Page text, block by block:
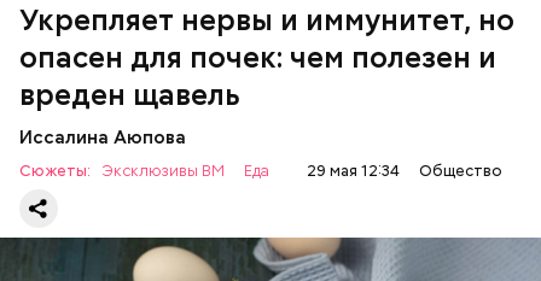
Укрепляет нервы и иммунитет, но
опасен для почек: чем полезен и
вреден щавель
Иссалина Аюпова
Сюжеты: Эксклюзивы ВМ Еда 29 мая 12:34 Общество
— Если человек уже болеет мочекаменной
болезнью, щавель ему не рекомендуется. При
артрите, гастрите, холецистите, синдроме
раздраженного кишечника, язвах и панкреатите
продукт тоже лучше исключить из рациона, —
предупредила врач. — Он может привести к
повышению кислотности желудка и раздражать
слизистые оболочки.